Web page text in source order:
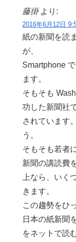
藤掛 より:
2016年6月12日
紙の新聞を読
が、
Smartphone
ます。
そもそも
功した新聞社
されています
う。
そもそも若者
新聞の講読費
上なら、いく
きます。
この趨勢をひ
日本の紙新聞
をネットで読